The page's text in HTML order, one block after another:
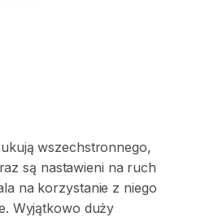
wszechstronnego​,​
są nastawieni na ruch
na korzystanie z niego
Wyjątkowo duży